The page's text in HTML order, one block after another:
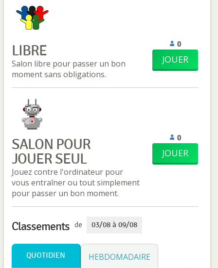
LIBRE
Salon libre pour passer un bon
moment sans obligations.
0
JOUER
SALON POUR
JOUER SEUL
Jouez contre l'ordinateur pour
vous entraîner ou tout simplement
pour passer un bon moment.
0
JOUER
Classements de 03/08 à 09/08
QUOTIDIEN HEBDOMADAIRE